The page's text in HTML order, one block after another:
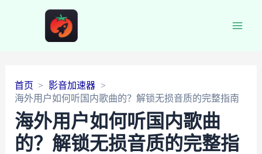
首页
影音加速器
海外用户如何听国内歌曲的？解锁无损音质的完整指南
海外用户如何听国内歌曲
的？解锁无损音质的完整指